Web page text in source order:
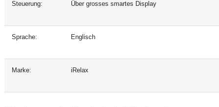
Steuerung: Über grosses smartes Display
Sprache: Englisch
Marke: iRelax